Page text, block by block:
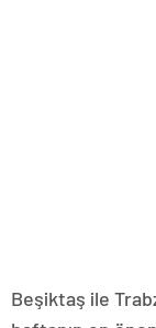
Beşiktaş ile